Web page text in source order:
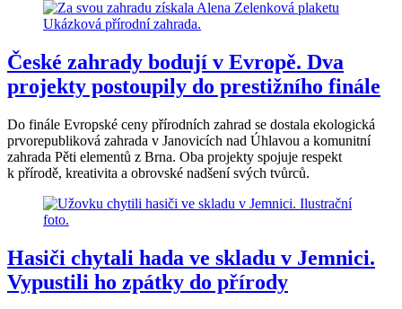
České zahrady bodují v Evropě. Dva
projekty postoupily do prestižního finále
Do finále Evropské ceny přírodních zahrad se dostala ekologická
prvorepubliková zahrada v Janovicích nad Úhlavou a komunitní
zahrada Pěti elementů z Brna. Oba projekty spojuje respekt
k přírodě, kreativita a obrovské nadšení svých tvůrců.
Hasiči chytali hada ve skladu v Jemnici.
Vypustili ho zpátky do přírody